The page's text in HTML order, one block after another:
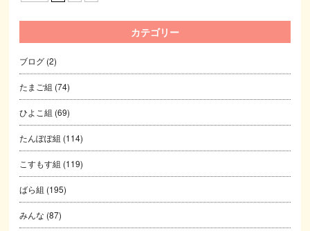
カテゴリー
ブログ (2)
たまご組 (74)
ひよこ組 (69)
たんぽぽ組 (114)
こすもす組 (119)
ばら組 (195)
みんな (87)